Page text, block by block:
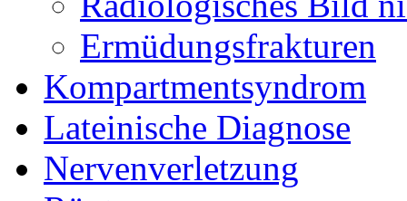
Ermüdungsfrakturen
Kompartmentsyndrom
Lateinische Diagnose
Nervenverletzung